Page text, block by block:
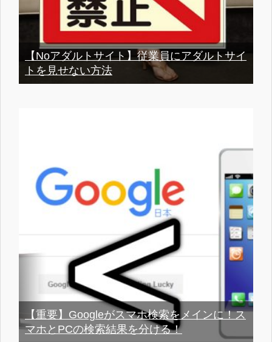
【Noアダルトサイト】従業員にアダルトサイ
トを見せない方法
【重要】Googleがスマホ検索をメインに！ス
マホとPCの検索結果を分ける！